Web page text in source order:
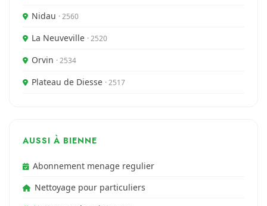
Nidau · 2560
La Neuveville · 2520
Orvin · 2534
Plateau de Diesse · 2517
AUSSI À BIENNE
Abonnement menage regulier
Nettoyage pour particuliers